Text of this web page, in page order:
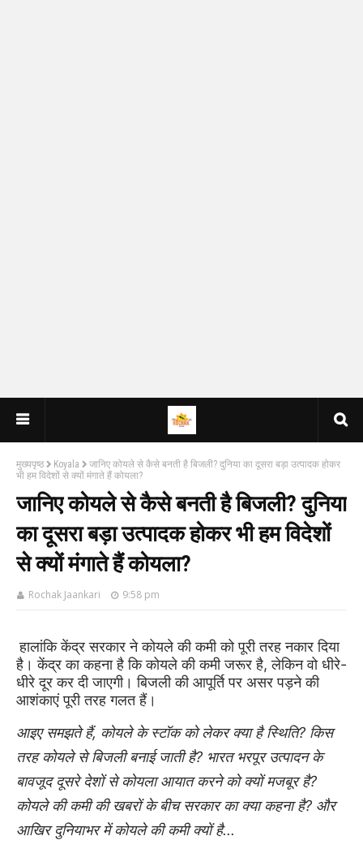
मुख्यपृष्ठ Koyala
जानिए कोयले से कैसे बनती है बिजली? दुनिया का दूसरा बड़ा उत्पादक होकर
भी हम विदेशों से क्यों मंगाते हैं कोयला?
जानिए कोयले से कैसे बनती है बिजली? दुनिया
का दूसरा बड़ा उत्पादक होकर भी हम विदेशों
से क्यों मंगाते हैं कोयला?
Rochak Jaankari 9:58 pm
हालांकि केंद्र सरकार ने कोयले की कमी को पूरी तरह नकार दिया
है। केंद्र का कहना है कि कोयले की कमी जरूर है, लेकिन वो धीरे-
धीरे दूर कर दी जाएगी। बिजली की आपूर्ति पर असर पड़ने की
आशंकाएं पूरी तरह गलत हैं।
आइए समझते हैं, कोयले के स्टॉक को लेकर क्या है स्थिति? किस
तरह कोयले से बिजली बनाई जाती है? भारत भरपूर उत्पादन के
बावजूद दूसरे देशों से कोयला आयात करने को क्यों मजबूर है?
कोयले की कमी की खबरों के बीच सरकार का क्या कहना है? और
आखिर दुनियाभर में कोयले की कमी क्यों है...